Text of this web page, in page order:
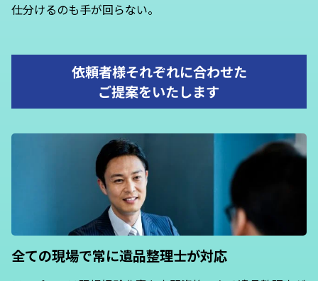
仕分けるのも手が回らない。
依頼者様それぞれに合わせた
ご提案をいたします
全ての現場で常に遺品整理士が対応